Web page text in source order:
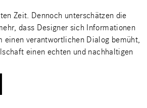
Zeit. Dennoch unterschätzen die
dass Designer sich Informationen
einen verantwortlichen Dialog bemüht,
einen echten und nachhaltigen